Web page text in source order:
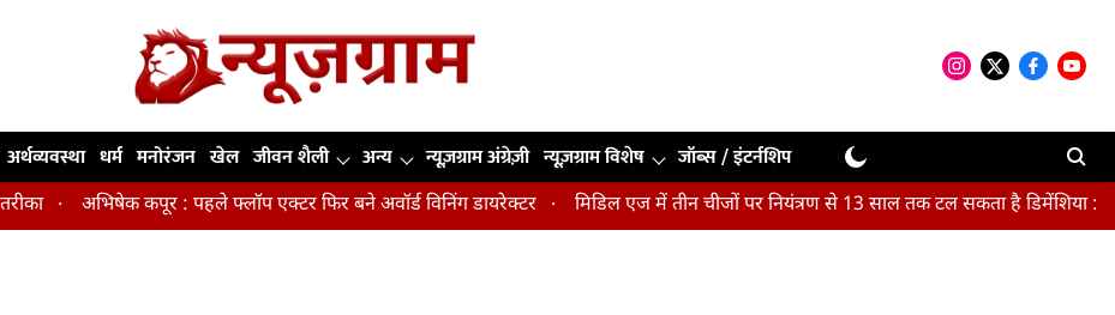
अर्थव्यवस्था धर्म मनोरंजन खेल जीवन शैली अन्य न्यूज़ग्राम अंग्रेज़ी न्यूज़ग्राम विशेष जॉब्स / इंटर्नशिप
अभिषेक कपूर : पहले फ्लॉप एक्टर फिर बने अवॉर्ड विनिंग डायरेक्टर मिडिल एज में तीन चीजों पर नियंत्रण से 13 साल तक टल सकता है डिमेंशिया : अध्ययन